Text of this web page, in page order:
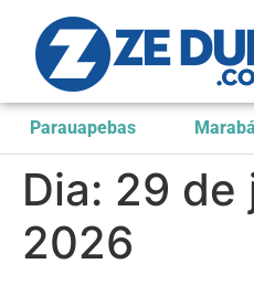
Parauapebas Marabá
Dia: 29 de
2026